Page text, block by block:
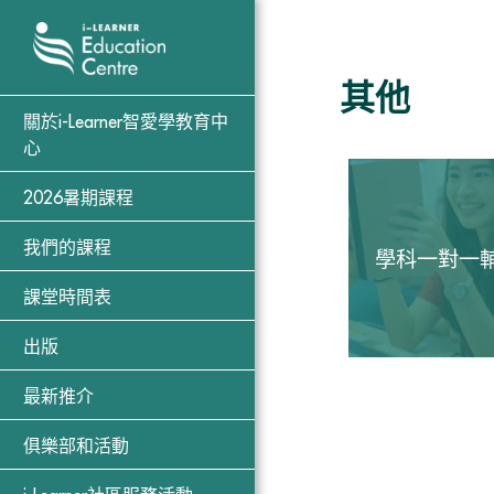
關於i-Learner智愛學教育中
心
2026暑期課程
我們的課程
課堂時間表
出版
最新推介
俱樂部和活動
其他
學科一對一